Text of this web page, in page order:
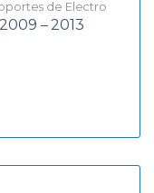
de Electro
– 2013